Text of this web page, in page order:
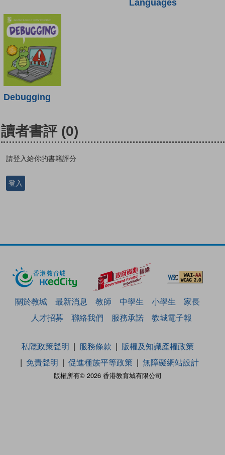
Languages
Debugging
讀者書評 (0)
請登入給你的書籍評分
登入
關於教城 最新消息 教師 中學生 小學生
家長
人才招募
聯絡我們 服務承諾 教城電子報
版權所有© 2026 香港教育城有限公司
私隱政策聲明 服務條款
版權及知識產權政策
免責聲明
促進種族平等政策 無障礙網站設計